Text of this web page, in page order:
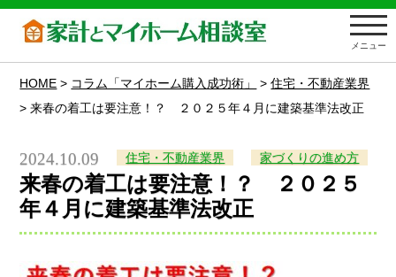
メニュー
HOME > コラム「マイホーム購入成功術」 >住宅・不動産業界
>来春の着工は要注意！？ ２０２５年４月に建築基準法改正
2024.10.09 住宅・不動産業界 家づくりの進め方
来春の着工は要注意！？ ２０２５
年４月に建築基準法改正